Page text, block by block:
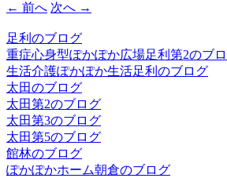
← 前へ 次へ →
足利のブログ
重症心身型ぽかぽか広場足利第2のブ
生活介護ぽかぽか生活足利のブログ
太田のブログ
太田第2のブログ
太田第3のブログ
太田第5のブログ
館林のブログ
ぽかぽかホーム朝倉のブログ